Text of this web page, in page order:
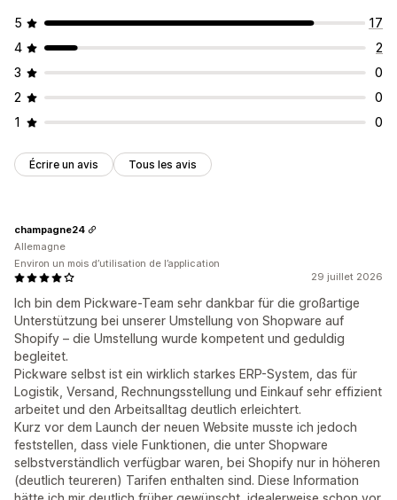
5
17
4
2
3
0
2
0
1
0
Écrire un avis Tous les avis
29 juillet 2026
Ich bin dem Pickware-Team sehr dankbar für die großartige
Unterstützung bei unserer Umstellung von Shopware auf
Shopify – die Umstellung wurde kompetent und geduldig
begleitet.
Pickware selbst ist ein wirklich starkes ERP-System, das für
Logistik, Versand, Rechnungsstellung und Einkauf sehr effizient
arbeitet und den Arbeitsalltag deutlich erleichtert.
Kurz vor dem Launch der neuen Website musste ich jedoch
feststellen, dass viele Funktionen, die unter Shopware
selbstverständlich verfügbar waren, bei Shopify nur in höheren
(deutlich teureren) Tarifen enthalten sind. Diese Information
champagne24
Allemagne
Environ un mois d’utilisation de l’application